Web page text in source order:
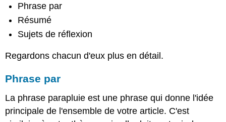
Révision
de
Licences
attributions
Phrase par
Résumé
Sujets de réflexion
Regardons chacun d'eux plus en détail.
Phrase par
La phrase parapluie est une phrase qui donne l'idée
principale de l'ensemble de votre article. C'est